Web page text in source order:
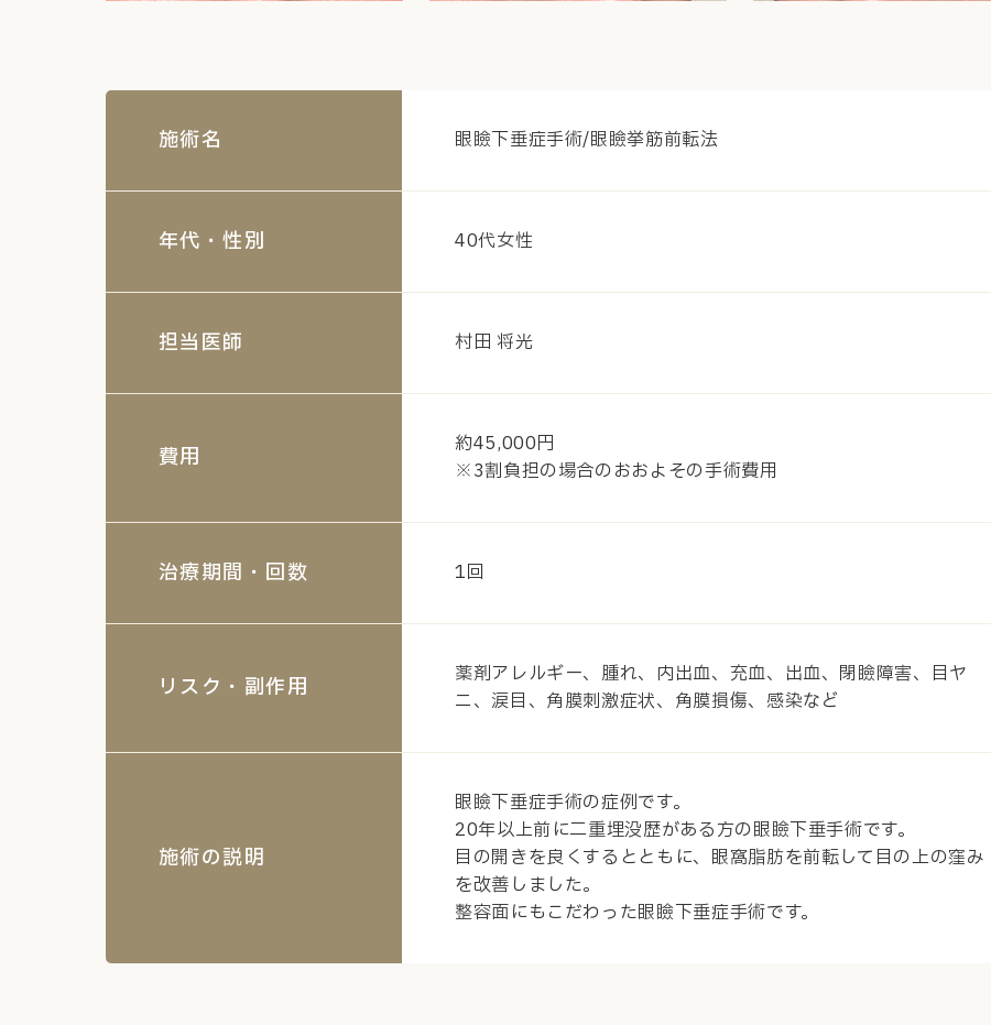
施術名 眼瞼下垂症手術/眼瞼挙筋前転法
年代・性別 40代女性
担当医師 村田 将光
費用
約45,000円
※3割負担の場合のおおよその手術費用
治療期間・回数 1回
リスク・副作用
薬剤アレルギー、腫れ、内出血、充血、出血、閉瞼障害、目ヤ
ニ、涙目、角膜刺激症状、角膜損傷、感染など
施術の説明
眼瞼下垂症手術の症例です。
20年以上前に二重埋没歴がある方の眼瞼下垂手術です。
目の開きを良くするとともに、眼窩脂肪を前転して目の上の窪み
を改善しました。
整容面にもこだわった眼瞼下垂症手術です。